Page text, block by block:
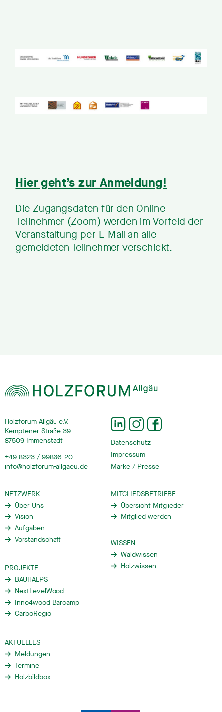
Hier geht’s zur Anmeldung!
Die Zugangsdaten für den Online-
Teilnehmer (Zoom) werden im Vorfeld der
Veranstaltung per E-Mail an alle
gemeldeten Teilnehmer verschickt.
Holzforum Allgäu e.V.
Kemptener Straße 39
87509 Immenstadt
+49 8323 / 99836-20
info@holzforum-allgaeu.de
Datenschutz
Impressum
Marke / Presse
NETZWERK
Über Uns
Vision
Aufgaben
Vorstandschaft
MITGLIEDSBETRIEBE
Übersicht Mitglieder
Mitglied werden
WISSEN
Waldwissen
Holzwissen
PROJEKTE
BAUHALPS
NextLevelWood
Inno4wood Barcamp
CarboRegio
AKTUELLES
Meldungen
Termine
Holzbildbox